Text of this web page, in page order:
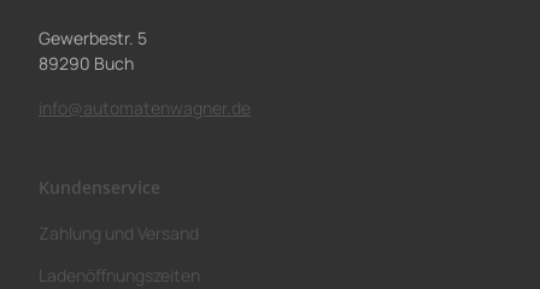
Gewerbestr. 5
89290 Buch
info@automatenwagner.de
Kundenservice
Zahlung und Versand
Ladenöffnungszeiten